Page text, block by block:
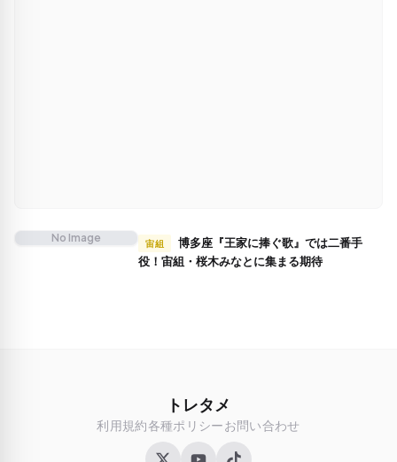
No Image 宙組
役！宙組・桜木みなとに集まる期待
トレタメ
利用規約各種ポリシーお問い合わせ